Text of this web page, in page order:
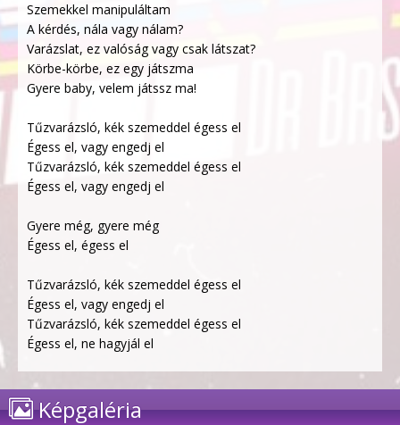
Szemekkel manipuláltam
A kérdés, nála vagy nálam?
Varázslat, ez valóság vagy csak látszat?
Körbe-körbe, ez egy játszma
Gyere baby, velem játssz ma!
Tűzvarázsló, kék szemeddel égess el
Égess el, vagy engedj el
Tűzvarázsló, kék szemeddel égess el
Égess el, vagy engedj el
Gyere még, gyere még
Égess el, égess el
Tűzvarázsló, kék szemeddel égess el
Égess el, vagy engedj el
Tűzvarázsló, kék szemeddel égess el
Égess el, ne hagyjál el
Képgaléria